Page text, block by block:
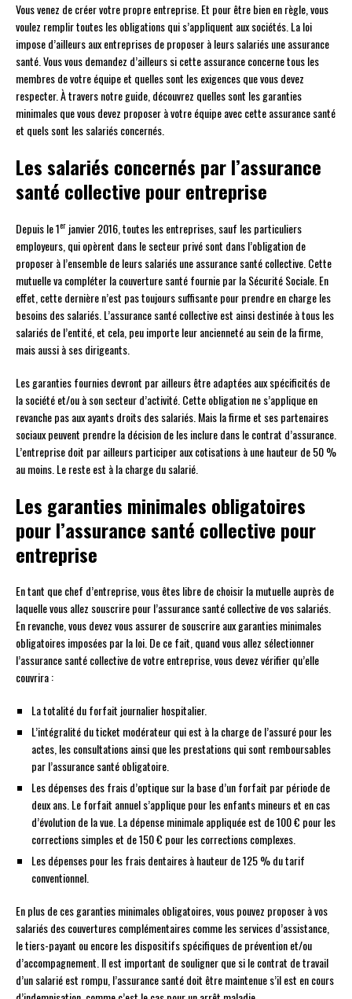
Vous venez de créer votre propre entreprise. Et pour être bien en règle, vous
voulez remplir toutes les obligations qui s’appliquent aux sociétés. La loi
impose d’ailleurs aux entreprises de proposer à leurs salariés une assurance
santé. Vous vous demandez d’ailleurs si cette assurance concerne tous les
membres de votre équipe et quelles sont les exigences que vous devez
respecter. À travers notre guide, découvrez quelles sont les garanties
minimales que vous devez proposer à votre équipe avec cette assurance santé
et quels sont les salariés concernés.
Les salariés concernés par l’assurance
santé collective pour entreprise
Depuis le 1er janvier 2016, toutes les entreprises, sauf les particuliers
employeurs, qui opèrent dans le secteur privé sont dans l’obligation de
proposer à l’ensemble de leurs salariés une assurance santé collective. Cette
mutuelle va compléter la couverture santé fournie par la Sécurité Sociale. En
effet, cette dernière n’est pas toujours suffisante pour prendre en charge les
besoins des salariés. L’assurance santé collective est ainsi destinée à tous les
salariés de l’entité, et cela, peu importe leur ancienneté au sein de la firme,
mais aussi à ses dirigeants.
Les garanties fournies devront par ailleurs être adaptées aux spécificités de
la société et/ou à son secteur d’activité. Cette obligation ne s’applique en
revanche pas aux ayants droits des salariés. Mais la firme et ses partenaires
sociaux peuvent prendre la décision de les inclure dans le contrat d’assurance.
L’entreprise doit par ailleurs participer aux cotisations à une hauteur de 50 %
au moins. Le reste est à la charge du salarié.
Les garanties minimales obligatoires
pour l’assurance santé collective pour
entreprise
En tant que chef d’entreprise, vous êtes libre de choisir la mutuelle auprès de
laquelle vous allez souscrire pour l’assurance santé collective de vos salariés.
En revanche, vous devez vous assurer de souscrire aux garanties minimales
obligatoires imposées par la loi. De ce fait, quand vous allez sélectionner
l’assurance santé collective de votre entreprise, vous devez vérifier qu’elle
couvrira :
La totalité du forfait journalier hospitalier.
L’intégralité du ticket modérateur qui est à la charge de l’assuré pour les
actes, les consultations ainsi que les prestations qui sont remboursables
par l’assurance santé obligatoire.
Les dépenses des frais d’optique sur la base d’un forfait par période de
deux ans. Le forfait annuel s’applique pour les enfants mineurs et en cas
d’évolution de la vue. La dépense minimale appliquée est de 100 € pour les
corrections simples et de 150 € pour les corrections complexes.
Les dépenses pour les frais dentaires à hauteur de 125 % du tarif
conventionnel.
En plus de ces garanties minimales obligatoires, vous pouvez proposer à vos
salariés des couvertures complémentaires comme les services d’assistance,
le tiers-payant ou encore les dispositifs spécifiques de prévention et/ou
d’accompagnement. Il est important de souligner que si le contrat de travail
d’un salarié est rompu, l’assurance santé doit être maintenue s’il est en cours